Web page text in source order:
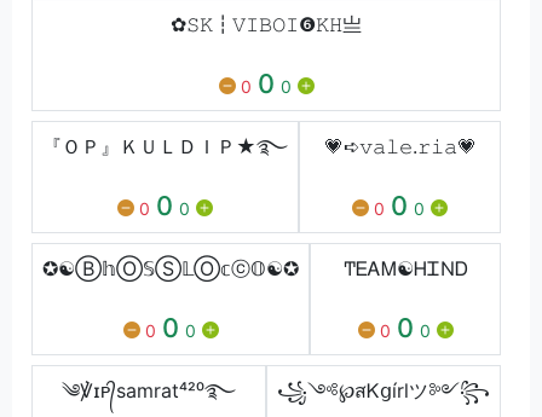
✿𝚂𝙺┇𝚅𝙸𝙱𝙾𝙸❻𝙺𝙷亗
0 0 0
『ＯＰ』ＫＵＬＤＩＰ★࿐
0 0 0
💗➪𝚟𝚊𝚕𝚎.𝚛𝚒𝚊💗
0 0 0
✪☯Ⓑ𝕙Ⓞ𝕊Ⓢ𝕃Ⓞ𝕔ⓒ𝕆☯✪
0 0 0
ͲᎬᎪᎷ☯ᎻᏆΝᎠ
0 0 0
༄℣ɪᴘ᭄samrat⁴²⁰࿐ ꧁༺℘สᏦցírlツ༻꧂